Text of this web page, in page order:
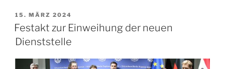
VERÖFFENTLICHT
AM
15. MÄRZ 2024
Festakt zur Einweihung der neuen
Dienststelle